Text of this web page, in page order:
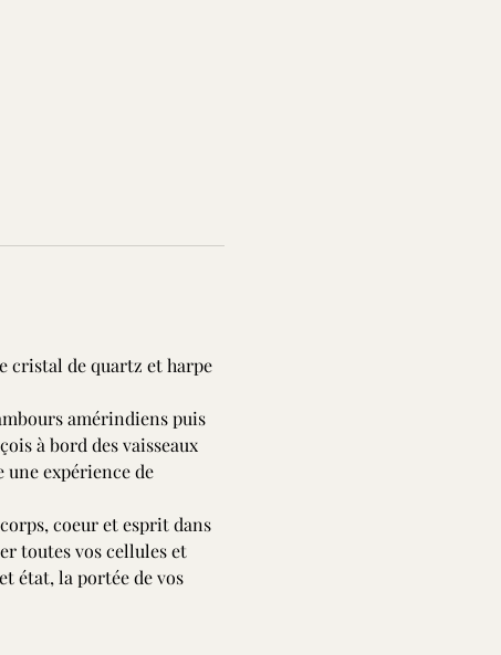
cristal de quartz et harpe
amérindiens puis
à bord des vaisseaux
une expérience de
coeur et esprit dans
toutes vos cellules et
état, la portée de vos